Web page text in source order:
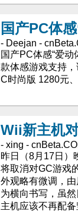
国产PC体
- Deejan -
国产PC体感“爱
款体感游戏支持
C时尚版 1280元
Wii新主机
- xing -
昨日（8月17日）
将取消对GC游戏
外观略有微调，
为横向书写，虽
主机应该不再配